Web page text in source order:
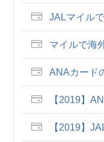
JALマイル
マイルで海
ANAカード
【2019】
【2019】